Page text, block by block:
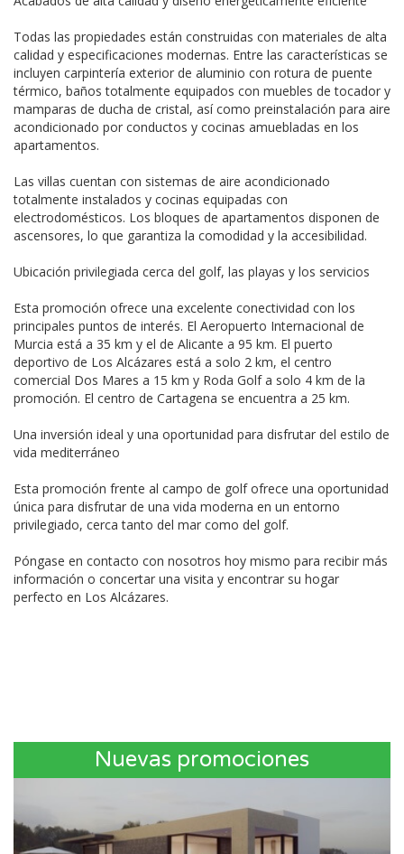
Todas las propiedades están construidas con materiales de alta
calidad y especificaciones modernas. Entre las características se
incluyen carpintería exterior de aluminio con rotura de puente
térmico, baños totalmente equipados con muebles de tocador y
mamparas de ducha de cristal, así como preinstalación para aire
acondicionado por conductos y cocinas amuebladas en los
apartamentos.
Las villas cuentan con sistemas de aire acondicionado
totalmente instalados y cocinas equipadas con
electrodomésticos. Los bloques de apartamentos disponen de
ascensores, lo que garantiza la comodidad y la accesibilidad.
Ubicación privilegiada cerca del golf, las playas y los servicios
Esta promoción ofrece una excelente conectividad con los
principales puntos de interés. El Aeropuerto Internacional de
Murcia está a 35 km y el de Alicante a 95 km. El puerto
deportivo de Los Alcázares está a solo 2 km, el centro
comercial Dos Mares a 15 km y Roda Golf a solo 4 km de la
promoción. El centro de Cartagena se encuentra a 25 km.
Una inversión ideal y una oportunidad para disfrutar del estilo de
vida mediterráneo
Esta promoción frente al campo de golf ofrece una oportunidad
única para disfrutar de una vida moderna en un entorno
privilegiado, cerca tanto del mar como del golf.
Póngase en contacto con nosotros hoy mismo para recibir más
información o concertar una visita y encontrar su hogar
perfecto en Los Alcázares.
Nuevas promociones